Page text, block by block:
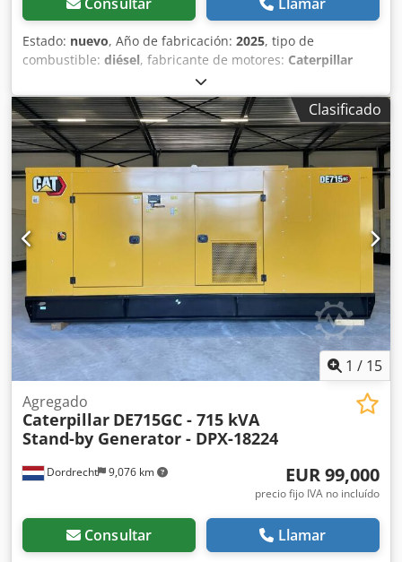
operativo 23.220 kg Si desea una nueva inspección TÜV,
estaremos encantados de hacerle una oferta a través de
nuestros talleres asociados. Nuestra oferta es
generalmente SIN nueva inspección TÜV, sin nueva
revisión DGUV, sin nueva inspección técnica de seguridad
(SP), sin nueva UVV. Encuentre más camiones en nuestro
sitio web en Hablamos los siguientes idiomas: alemán,
inglés, polaco, turco Nota: Ofrecemos y recomendamos
encarecidamente una visita e inspección del producto
para evitar malentendidos sobre su estado y idoneidad
por parte del comprador. La inspección y pruebas son
posibles y deseadas en cualquier momento previo
acuerdo. Todos los datos son sin garantía. No nos
responsabilizamos por errores o información incorrecta en
la oferta. El comprador está obligado a comprobar por sí
mismo el estado y equipamiento de la máquina/vehículo.
Nos reservamos el derecho a cambios, venta previa y
errores.
Estado: nuevo, Año de fabricación: 2025, tipo de
combustible: diésel, fabricante de motores: Caterpillar
, Uso previsto: Construcción Peso en vacío: 889 kg
Potencia del generador: 50 kVA Dimensiones del
compartimento de carga: 230 x 96 x 140 cm Certificación
CE: sí Capacidad del depósito de agua: 103 l Contacte con
el equipo de DPX para más información. = Más opciones y
accesorios = Dcjdpsy R I Htofx Al Nsk - Batería - Cuadro de
control - Techo de acero - Cisternas
Clasificado
1 / 15
Dordrecht 9,076 km
Agregado
Caterpillar DE715GC - 715 kVA
Stand-by Generator - DPX-18224
EUR 99,000
precio fijo IVA no incluído
Consultar Llamar